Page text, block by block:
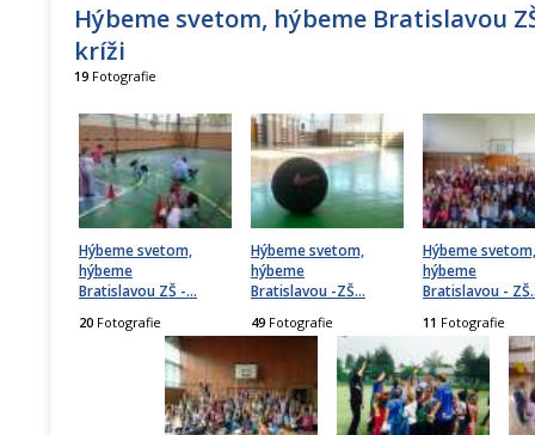
Hýbeme svetom, hýbeme Bratislavou
kríži
19 Fotografie
Hýbeme svetom,
hýbeme
Bratislavou ZŠ -…
20Fotografie
Hýbeme svetom,
hýbeme
Bratislavou -ZŠ…
49Fotografie
Hýbeme svetom,
hýbeme
Bratislavou - ZŠ
11 Fotografie